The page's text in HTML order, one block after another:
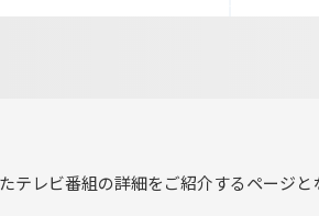
テレビ番組の詳細をご紹介するページと